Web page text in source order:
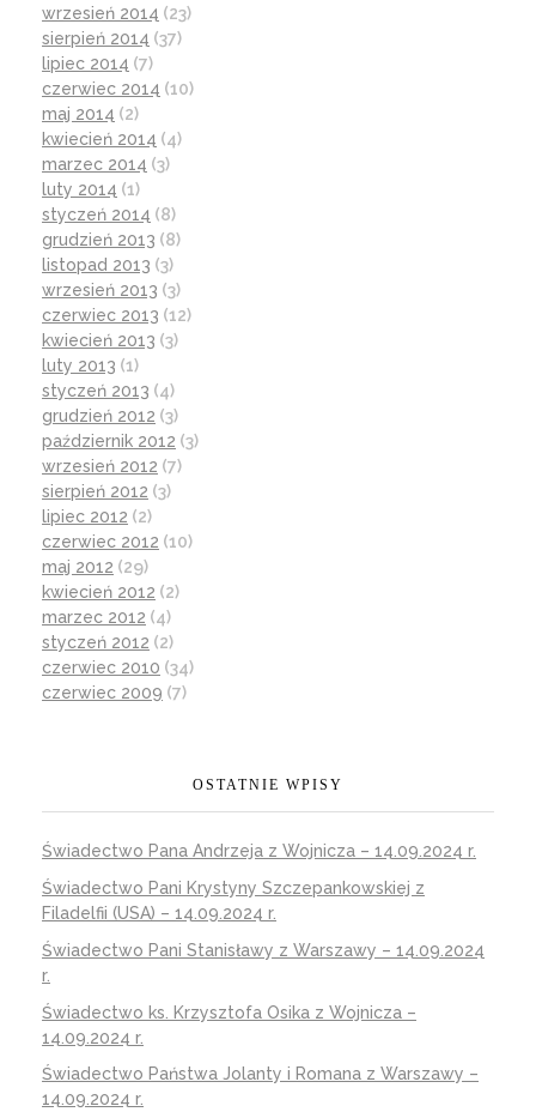
wrzesień 2014 (23)
sierpień 2014 (37)
lipiec 2014 (7)
czerwiec 2014 (10)
maj 2014 (2)
kwiecień 2014 (4)
marzec 2014 (3)
luty 2014 (1)
styczeń 2014 (8)
grudzień 2013 (8)
listopad 2013 (3)
wrzesień 2013 (3)
czerwiec 2013 (12)
kwiecień 2013 (3)
luty 2013 (1)
styczeń 2013 (4)
grudzień 2012 (3)
październik 2012 (3)
wrzesień 2012 (7)
sierpień 2012 (3)
lipiec 2012 (2)
czerwiec 2012 (10)
maj 2012 (29)
kwiecień 2012 (2)
marzec 2012 (4)
styczeń 2012 (2)
czerwiec 2010 (34)
czerwiec 2009 (7)
OSTATNIE WPISY
Świadectwo Pana Andrzeja z Wojnicza – 14.09.2024 r.
Świadectwo Pani Krystyny Szczepankowskiej z
Filadelfii (USA) – 14.09.2024 r.
Świadectwo Pani Stanisławy z Warszawy – 14.09.2024
r.
Świadectwo ks. Krzysztofa Osika z Wojnicza –
14.09.2024 r.
Świadectwo Państwa Jolanty i Romana z Warszawy –
14.09.2024 r.